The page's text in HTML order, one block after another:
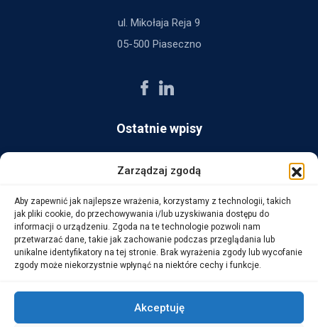
Zarządzaj zgodą
Aby zapewnić jak najlepsze wrażenia, korzystamy z technologii, takich
jak pliki cookie, do przechowywania i/lub uzyskiwania dostępu do
informacji o urządzeniu. Zgoda na te technologie pozwoli nam
przetwarzać dane, takie jak zachowanie podczas przeglądania lub
unikalne identyfikatory na tej stronie. Brak wyrażenia zgody lub wycofanie
zgody może niekorzystnie wpłynąć na niektóre cechy i funkcje.
Akceptuję
ul. Mikołaja Reja 9
05-500 Piaseczno
Ostatnie wpisy
Micro
14 października, 2025
WarehouseLAB: LOGISTYKA 4.0 – Automatyzacja i
Optymalizacja Procesów Logistycznych